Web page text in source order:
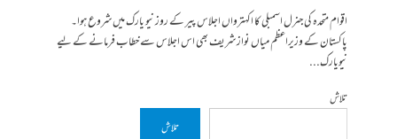
اقوام متحدہ کی جنرل اسمبلی کا اکہترواں اجلاس پیر کے روز نیو یارک میں شروع ہوا۔
پاکستان کے وزیراعظم میاں نواز شریف بھی اس اجلاس سے خطاب فرمانے کے لیے
نیویارک...
تلاش
تلاش